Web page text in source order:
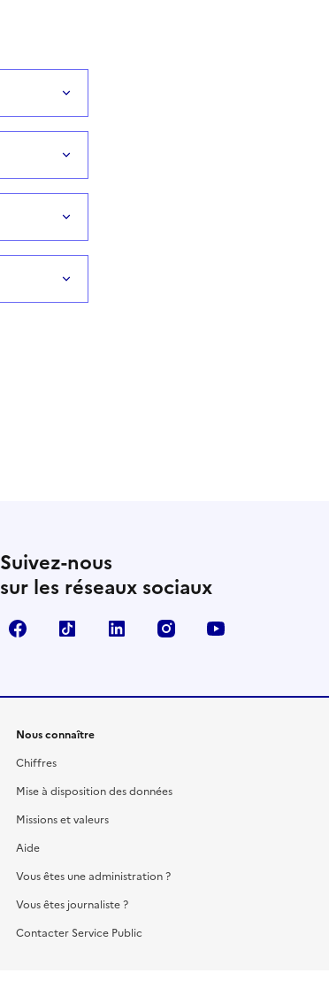
Suivez-nous
sur les réseaux sociaux
FacebookTikTok LinkedIn Instagram
Nous connaître
Chiffres
Mise à disposition des données
Missions et valeurs
Aide
Vous êtes une administration ?
Vous êtes journaliste ?
Contacter Service Public